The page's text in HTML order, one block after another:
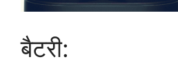
बैटरी: